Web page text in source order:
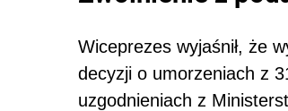
Wiceprezes wyjaśnił, że
decyzji o umorzeniach z
uzgodnieniach z